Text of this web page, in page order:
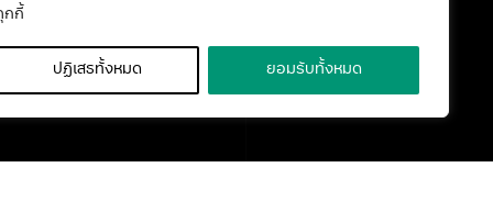
กกี้
ปฏิเสธทั้งหมด ยอมรับทั้งหมด